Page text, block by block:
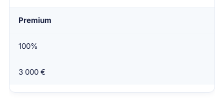
Premium
100%
3 000 €